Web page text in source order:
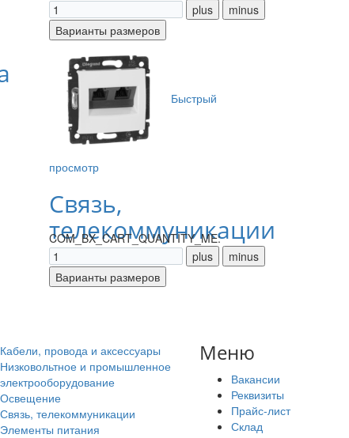
Быстрый
просмотр
Связь,
телекоммуникации
COM_BX_CART_QUANTITY_ME:
Кабели, провода и аксессуары
Низковольтное и промышленное
электрооборудование
Освещение
Связь, телекоммуникации
Элементы питания
Меню
Вакансии
Реквизиты
Прайс-лист
Склад